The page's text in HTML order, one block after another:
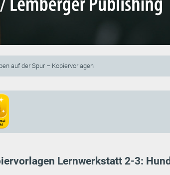
auf der Spur – Kopiervorlagen
Lernwerkstatt 2-3: Hund